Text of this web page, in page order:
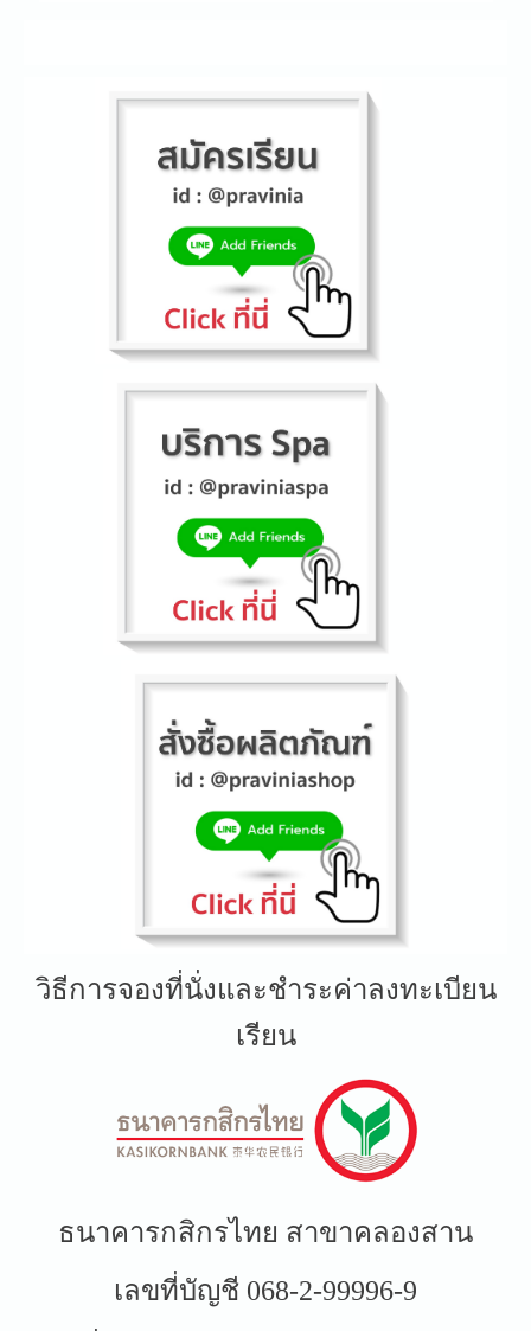
วิธีการจองที่นั่งและชำระค่าลงทะเบียน
เรียน
ธนาคารกสิกรไทย สาขาคลองสาน
เลขที่บัญชี 068-2-99996-9